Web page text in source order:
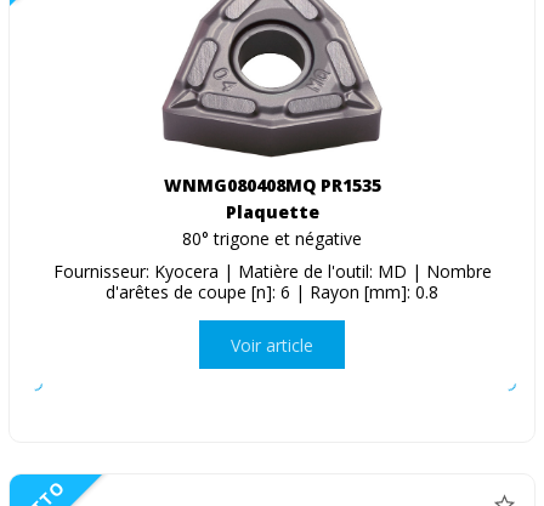
WNMG080408MQ PR1535
Plaquette
80° trigone et négative
Fournisseur: Kyocera | Matière de l'outil: MD | Nombre
d'arêtes de coupe [n]: 6 | Rayon [mm]: 0.8
Voir article